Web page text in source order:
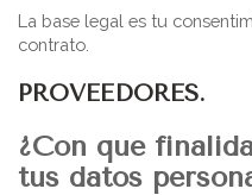
La base legal es tu
contrato.
PROVEEDORES.
¿Con que
tus datos